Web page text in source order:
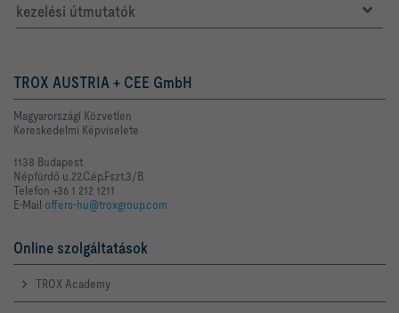
kezelési útmutatók
TROX AUSTRIA + CEE GmbH
Magyarországi Közvetlen
Kereskedelmi Képviselete
1138 Budapest
Népfürdő u.22.C.ép.Fszt.3/B.
Telefon +36 1 212 1211
E-Mail offers-hu@troxgroup.com
Online szolgáltatások
TROX Academy